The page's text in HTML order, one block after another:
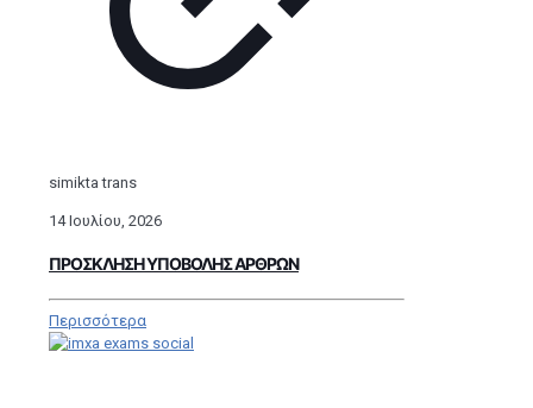
simikta trans
14 Ιουλίου, 2026
ΠΡΟΣΚΛΗΣΗ ΥΠΟΒΟΛΗΣ ΑΡΘΡΩΝ
Περισσότερα